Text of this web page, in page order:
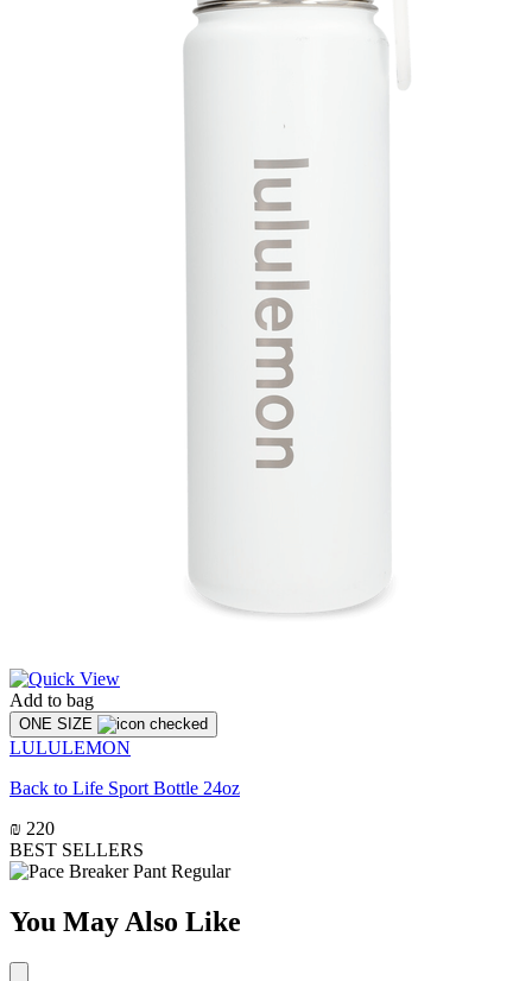
Add to bag
ONE SIZE
LULULEMON
Back to Life Sport Bottle 24oz
₪ 220
BEST SELLERS
You May Also Like